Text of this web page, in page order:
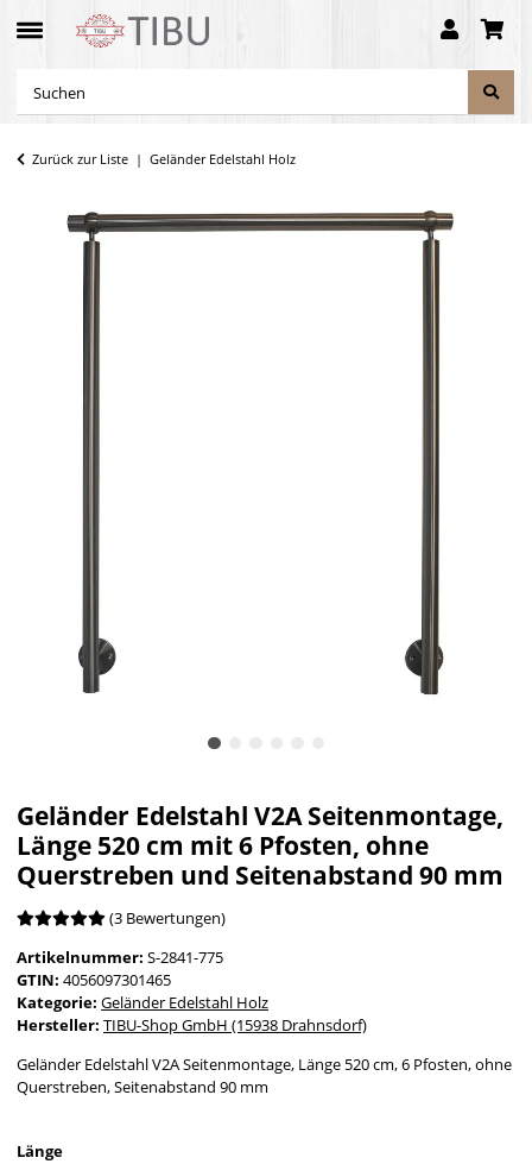
Zurück zur Liste Geländer Edelstahl Holz
Geländer Edelstahl V2A Seitenmontage,
Länge 520 cm mit 6 Pfosten, ohne
Querstreben und Seitenabstand 90 mm
(3 Bewertungen)
Artikelnummer: S-2841-775
GTIN: 4056097301465
Kategorie: Geländer Edelstahl Holz
Hersteller: TIBU-Shop GmbH (15938 Drahnsdorf)
Geländer Edelstahl V2A Seitenmontage, Länge 520 cm, 6 Pfosten, ohne
Querstreben, Seitenabstand 90 mm
Länge